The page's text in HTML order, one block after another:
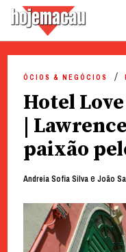
content
ÓCIOS & NEGÓCIOS
Hotel
|
paixão
Andreia Sofia Silvae João